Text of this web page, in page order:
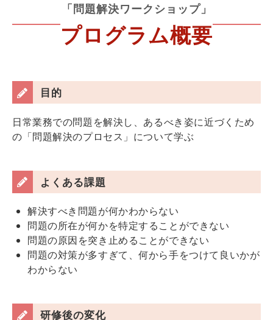
「問題解決ワークショップ」
プログラム概要
目的
日常業務での問題を解決し、あるべき姿に近づくため
の「問題解決のプロセス」について学ぶ
よくある課題
解決すべき問題が何かわからない
問題の所在が何かを特定することができない
問題の原因を突き止めることができない
問題の対策が多すぎて、何から手をつけて良いかが
わからない
研修後の変化